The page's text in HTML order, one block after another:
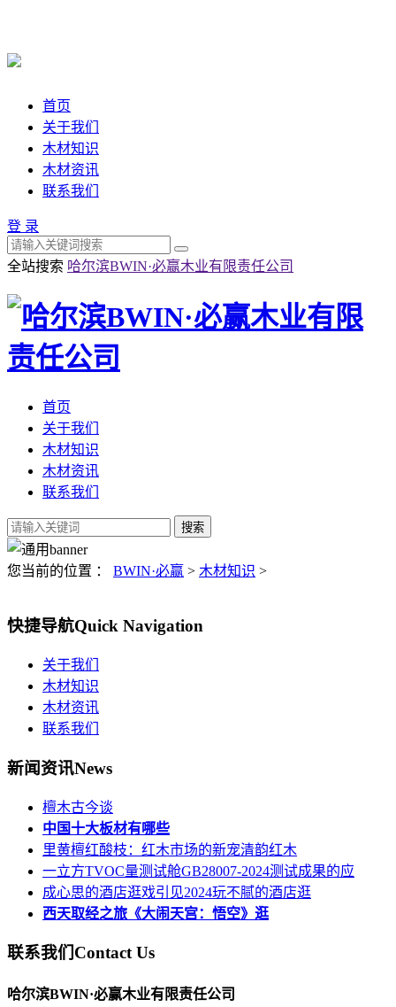
首页
关于我们
木材知识
木材资讯
联系我们
登 录
全站搜索 哈尔滨BWIN·必赢木业有限责任公司
首页
关于我们
木材知识
木材资讯
联系我们
您当前的位置 ： BWIN·必赢 > 木材知识 >
快捷导航Quick Navigation
关于我们
木材知识
木材资讯
联系我们
新闻资讯News
檀木古今谈
中国十大板材有哪些
里黄檀红酸枝：红木市场的新宠清韵红木
一立方TVOC量测试舱GB28007-2024测试成果的应
成心思的酒店逛戏引见2024玩不腻的酒店逛
西天取经之旅《大闹天宫：悟空》逛
联系我们Contact Us
哈尔滨BWIN·必赢木业有限责任公司